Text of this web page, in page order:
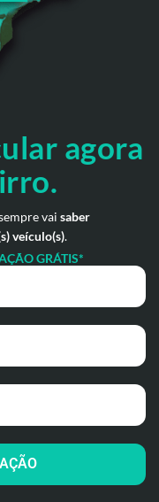
agora
vai saber
veículo(s).
GRÁTIS*